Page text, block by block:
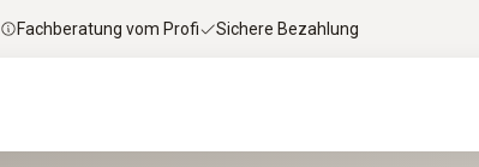
Fachberatung vom Profi Sichere Bezahlung